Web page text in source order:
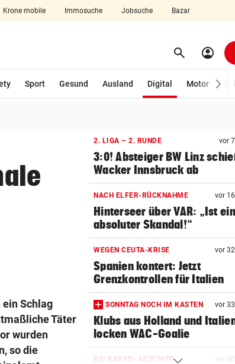
Krone mobile Immosuche Jobsuche Bazar
search Suchen
account_circle
Sport Gesund Ausland Digital
Motor
Schlag
Täter
wurden
so die
2. LIGA – 2. RUNDE vor
3:0! Absteiger BW Linz
Wacker Innsbruck ab
NACH ELFER-RÜCKNAHME vor
Hinterseer über VAR: „Ist ein
absoluter Skandal!“
WEGEN CEUTA-KRISE vor
Spanien kontert: Jetzt
Grenzkontrollen für Italien
SONNTAG NOCH IM KASTEN vor
Klubs aus Holland und
locken WAC-Goalie
BEI BARESI-ABSCHIED vor